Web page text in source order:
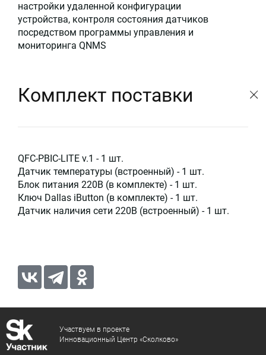
настройки удаленной конфигурации
устройства, контроля состояния датчиков
посредством программы управления и
мониторинга QNMS
Комплект поставки
QFC-PBIC-LITE v.1 - 1 шт.
Датчик температуры (встроенный) - 1 шт.
Блок питания 220В (в комплекте) - 1 шт.
Ключ Dallas iButton (в комплекте) - 1 шт.
Датчик наличия сети 220В (встроенный) - 1 шт.
Участвуем в проекте
Инновационный Центр «Сколково»